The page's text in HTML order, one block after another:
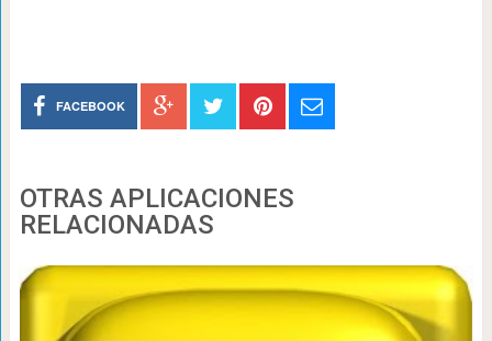
FACEBOOK
OTRAS APLICACIONES
RELACIONADAS